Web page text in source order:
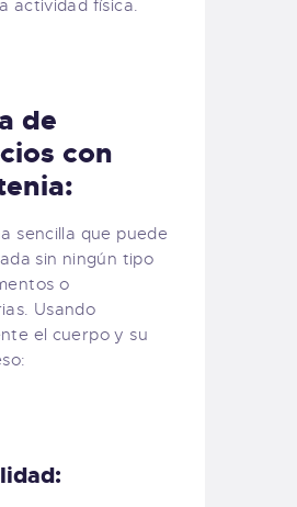
actividad física.
de
con
sencilla que puede
sin ningún tipo
o
Usando
el cuerpo y su